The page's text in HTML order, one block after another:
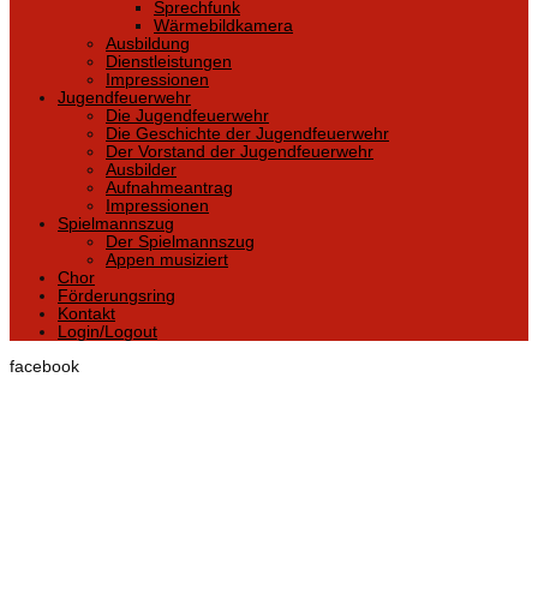
Sprechfunk
Wärmebildkamera
Ausbildung
Dienstleistungen
Impressionen
Jugendfeuerwehr
Die Jugendfeuerwehr
Die Geschichte der Jugendfeuerwehr
Der Vorstand der Jugendfeuerwehr
Ausbilder
Aufnahmeantrag
Impressionen
Spielmannszug
Der Spielmannszug
Appen musiziert
Chor
Förderungsring
Kontakt
Login/Logout
facebook